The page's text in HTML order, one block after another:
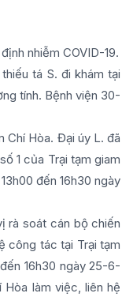
nhiễm COVID-19.
tá S. đi khám tại
tính. Bệnh viện 30-
Chí Hòa. Đại úy L. đã
1 của Trại tạm giam
đến 16h30 ngày
rà soát cán bộ chiến
công tác tại Trại tạm
16h30 ngày 25-6-
làm việc, liên hệ